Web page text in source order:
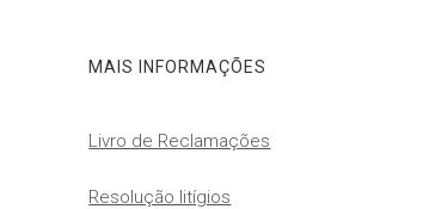
MAIS INFORMAÇÕES
Livro de Reclamações
Resolução litígios